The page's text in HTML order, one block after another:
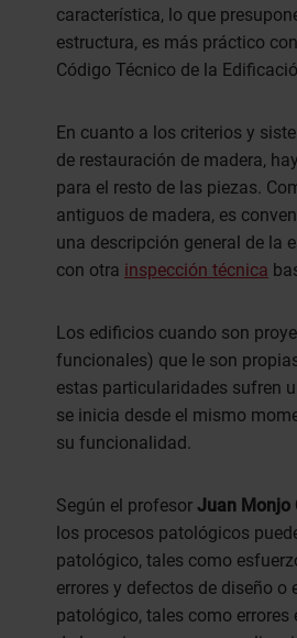
característica, lo que
estructura, es más práctico
Código Técnico de la
En cuanto a los criterios y
de restauración de madera,
para el resto de las piezas.
antiguos de madera, es
una descripción general de la
con otra inspección técnica
Los edificios cuando son
funcionales) que le son
estas particularidades sufren
se inicia desde el mismo
su funcionalidad.
Según el profesor Juan Monjo
los procesos patológicos
patológico, tales como
errores y defectos de diseño
patológico, tales como